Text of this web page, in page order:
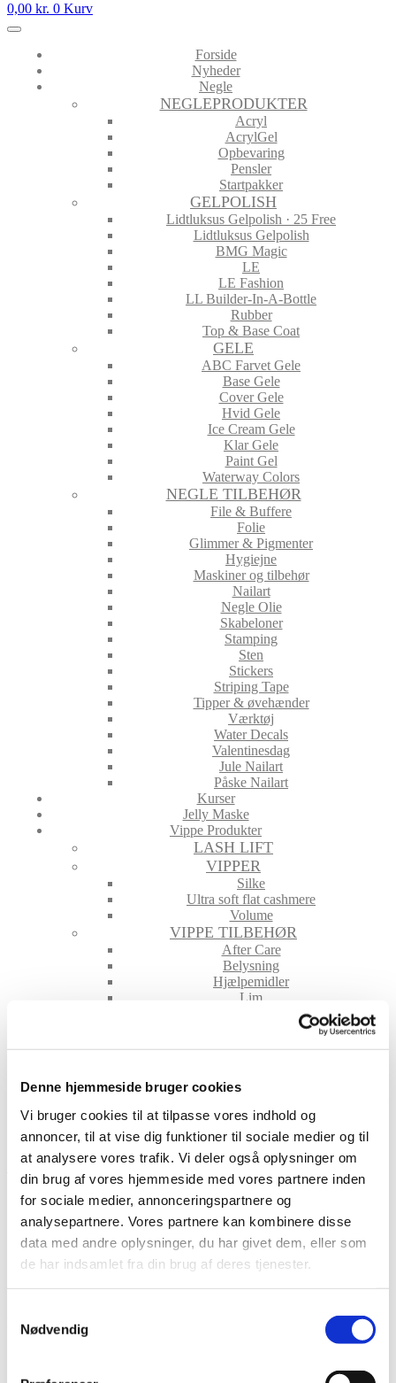
Denne hjemmeside bruger cookies
Vi bruger cookies til at tilpasse vores indhold og
annoncer, til at vise dig funktioner til sociale medier og til
at analysere vores trafik. Vi deler også oplysninger om
din brug af vores hjemmeside med vores partnere inden
for sociale medier, annonceringspartnere og
analysepartnere. Vores partnere kan kombinere disse
data med andre oplysninger, du har givet dem, eller som
de har indsamlet fra din brug af deres tjenester.
Nødvendig
0,00 kr. 0 Kurv
Forside
Nyheder
Negle
NEGLEPRODUKTER
Acryl
AcrylGel
Opbevaring
Pensler
Startpakker
GELPOLISH
Lidtluksus Gelpolish · 25 Free
Lidtluksus Gelpolish
BMG Magic
LE
LE Fashion
LL Builder-In-A-Bottle
Rubber
Top & Base Coat
GELE
ABC Farvet Gele
Base Gele
Cover Gele
Hvid Gele
Ice Cream Gele
Klar Gele
Paint Gel
Waterway Colors
NEGLE TILBEHØR
File & Buffere
Folie
Glimmer & Pigmenter
Hygiejne
Maskiner og tilbehør
Nailart
Negle Olie
Skabeloner
Stamping
Sten
Stickers
Striping Tape
Tipper & øvehænder
Værktøj
Water Decals
Valentinesdag
Jule Nailart
Påske Nailart
Kurser
Jelly Maske
Vippe Produkter
LASH LIFT
VIPPER
Silke
Ultra soft flat cashmere
Volume
VIPPE TILBEHØR
After Care
Belysning
Hjælpemidler
Lim
Pincetter og Tweezer
Vippe- & Brynfarve
Nedsatte Varer
Søg
Vare: Striping Tape Gold
Striping Tape Gold
5,00kr.
På lager